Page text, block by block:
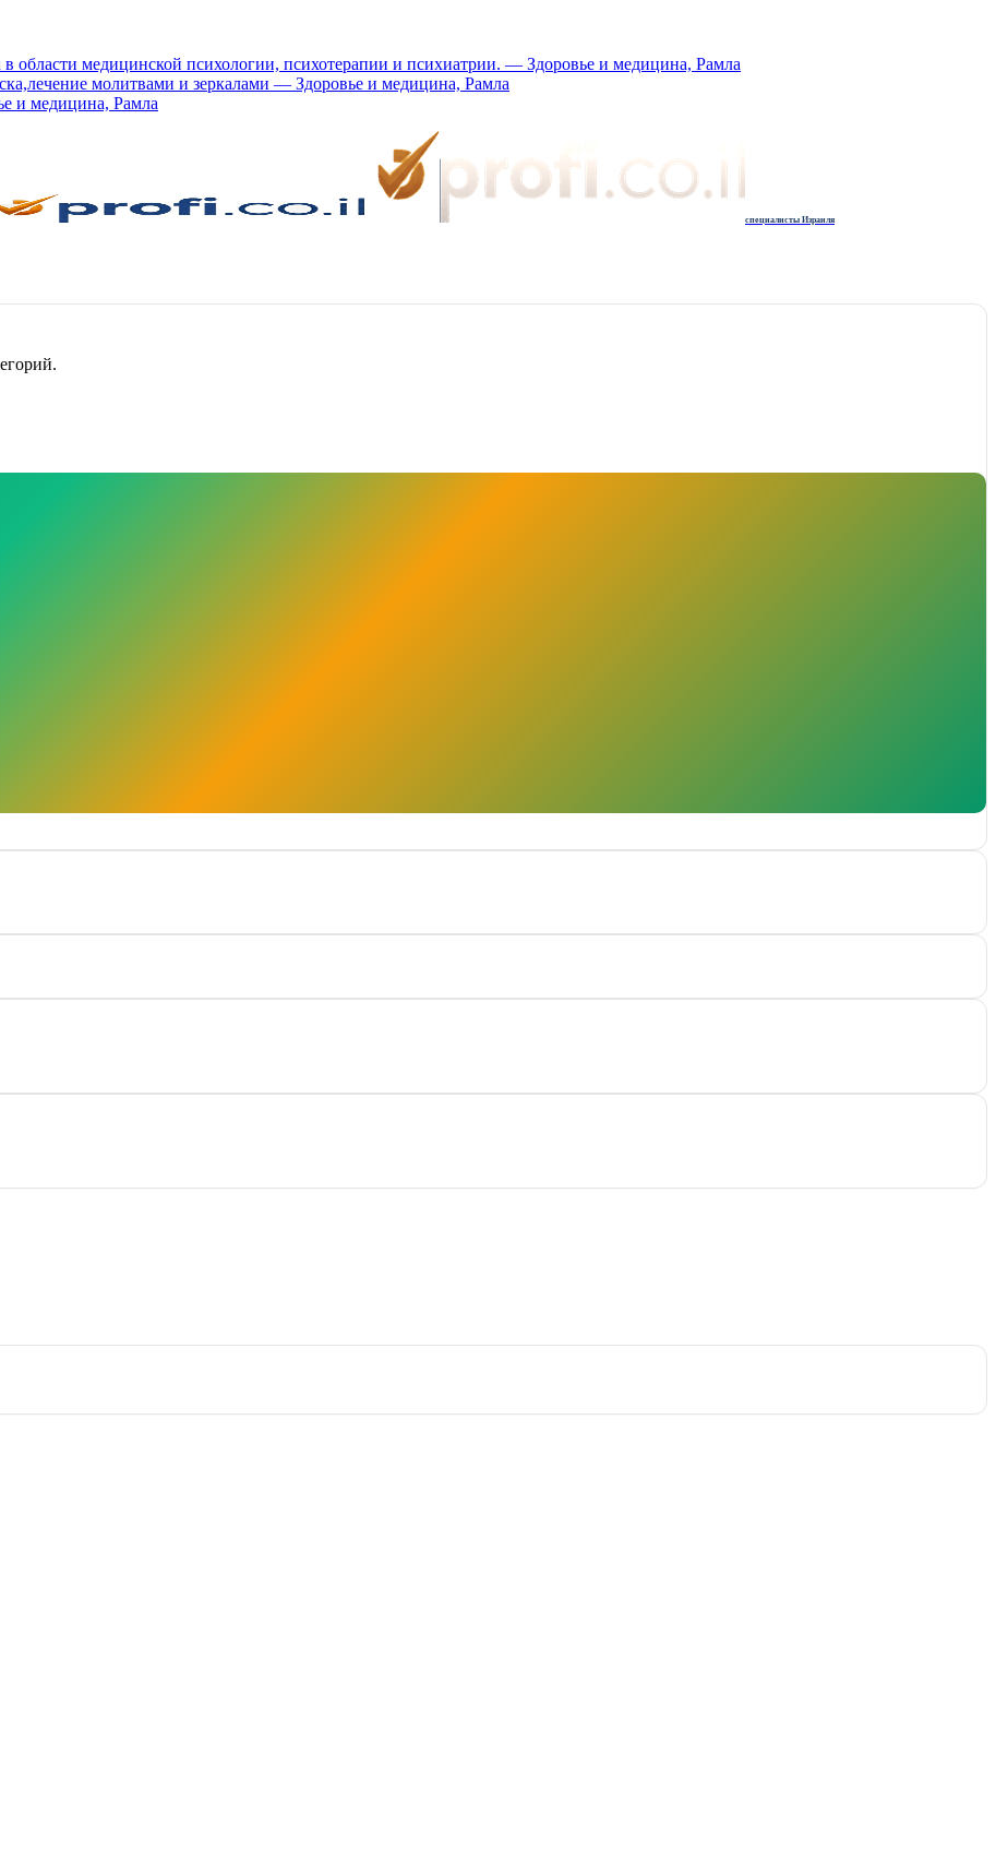
в области медицинской психологии, психотерапии и психиатрии. — Здоровье и медицина, Рамла
молитвами и зеркалами — Здоровье и медицина, Рамла
и медицина, Рамла
специалисты Израиля